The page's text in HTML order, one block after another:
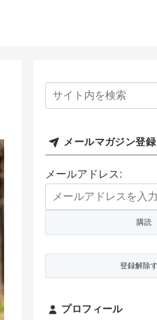
メールマガジン登録
メールアドレス:
プロフィール